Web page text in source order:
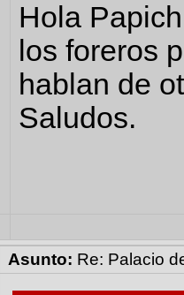
Hola
los foreros
hablan de
Saludos.
Asunto: Re: Palacio